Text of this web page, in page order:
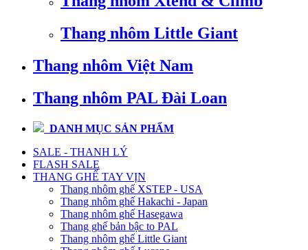
Thang nhôm Little Giant
Thang nhôm Việt Nam
Thang nhôm PAL Đài Loan
DANH MỤC SẢN PHẨM
SALE - THANH LÝ
FLASH SALE
THANG GHẾ TAY VỊN
Thang nhôm ghế XSTEP - USA
Thang nhôm ghế Hakachi - Japan
Thang nhôm ghế Hasegawa
Thang ghế bản bậc to PAL
Thang nhôm ghế Little Giant